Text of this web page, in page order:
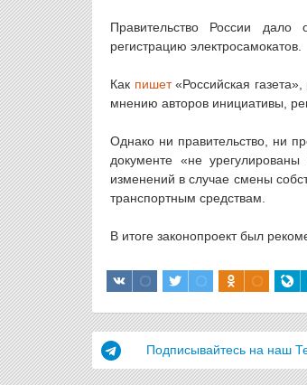
Правительство России дало
регистрацию электросамокатов.
Как пишет«Российская
мнению авторов инициативы,
Однако ни правительство, ни
документе «не
изменений в случае смены
транспортным средствам.
В итоге законопроект был
Подписывайтесь на наш